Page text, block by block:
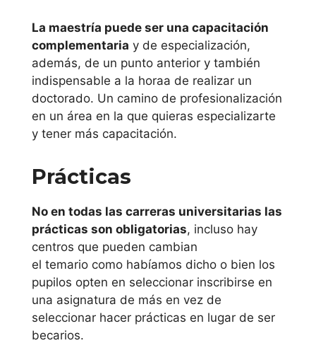
Universitat de las
Illes Balears
La Rioja
Universidad de
Universidad
Mondragon
Unibertsitatea
Universidad de
La maestría puede ser una capacitación
complementaria y de especialización,
además, de un punto anterior y también
indispensable a la horaa de realizar un
doctorado. Un camino de profesionalización
en un área en la que quieras especializarte
y tener más capacitación.
Prácticas
No en todas las carreras universitarias las
prácticas son obligatorias, incluso hay
centros que pueden cambian
el temario como habíamos dicho o bien los
pupilos opten en seleccionar inscribirse en
una asignatura de más en vez de
seleccionar hacer prácticas en lugar de ser
becarios.